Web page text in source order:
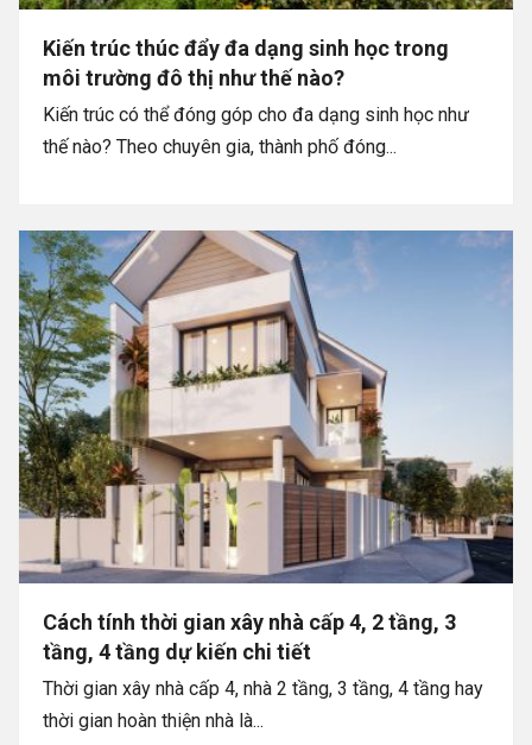
Kiến trúc thúc đẩy đa dạng sinh học trong
môi trường đô thị như thế nào?
Kiến trúc có thể đóng góp cho đa dạng sinh học như
thế nào? Theo chuyên gia, thành phố đóng...
Cách tính thời gian xây nhà cấp 4, 2 tầng, 3
tầng, 4 tầng dự kiến chi tiết
Thời gian xây nhà cấp 4, nhà 2 tầng, 3 tầng, 4 tầng hay
thời gian hoàn thiện nhà là...